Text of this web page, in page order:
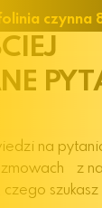
czynna
na
z
czego